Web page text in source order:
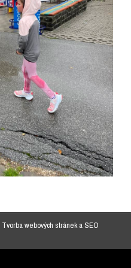
Tvorba webových stráneka SEO